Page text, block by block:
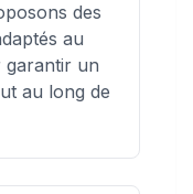
des
au
garantir un
au long de